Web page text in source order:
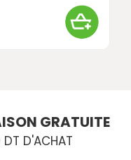
GRATUITE
DT D'ACHAT